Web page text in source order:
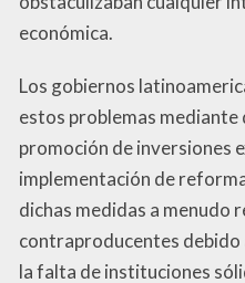
económica.
Los gobiernos
estos problemas
promoción de inversiones
implementación de
dichas medidas a menudo
contraproducentes debido
la falta de instituciones